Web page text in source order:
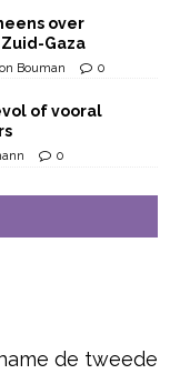
over
Gaza
Bouman 0
of vooral
0
de tweede